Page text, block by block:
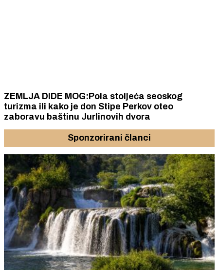
ZEMLJA DIDE MOG:Pola stoljeća seoskog
turizma ili kako je don Stipe Perkov oteo
zaboravu baštinu Jurlinovih dvora
Sponzorirani članci